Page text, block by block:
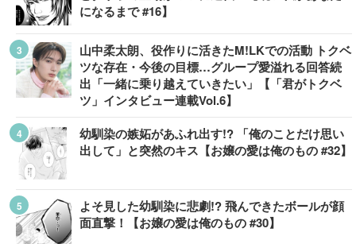
になるまで #16】
山中柔太朗、役作りに活きたM!LKでの活動 トクベ
ツな存在・今後の目標…グループ愛溢れる回答続
出「一緒に乗り越えていきたい」【「君がトクベ
ツ」インタビュー連載Vol.6】
幼馴染の嫉妬があふれ出す!? 「俺のことだけ思い
出して」と突然のキス【お嬢の愛は俺のもの #32】
よそ見した幼馴染に悲劇!? 飛んできたボールが顔
面直撃！【お嬢の愛は俺のもの #30】